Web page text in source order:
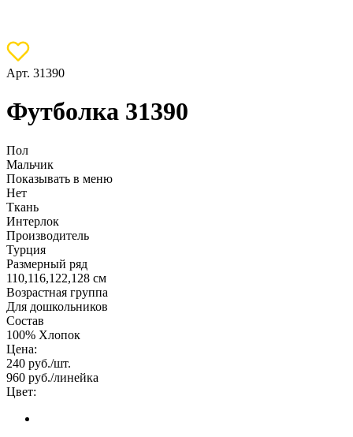
Арт. 31390
Футболка 31390
Пол
Мальчик
Показывать в меню
Нет
Ткань
Интерлок
Производитель
Турция
Размерный ряд
110,116,122,128 см
Возрастная группа
Для дошкольников
Состав
100% Хлопок
Цена:
240 руб./шт.
960 руб./линейка
Цвет: